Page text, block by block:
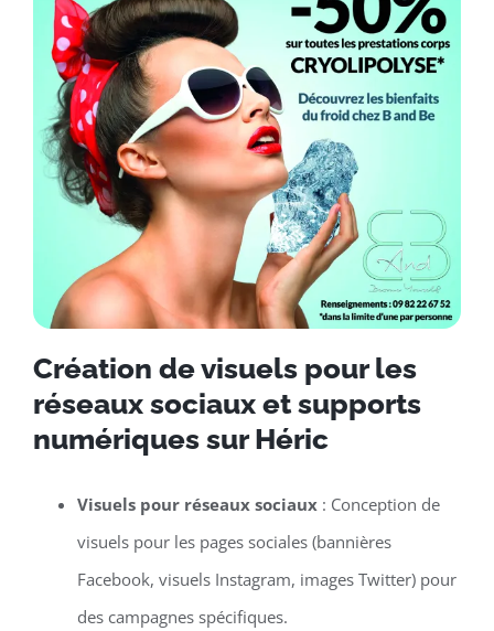
Création de visuels pour les
réseaux sociaux et supports
numériques sur Héric
Visuels pour réseaux sociaux: Conception de
visuels pour les pages sociales (bannières
Facebook, visuels Instagram, images Twitter) pour
des campagnes spécifiques.